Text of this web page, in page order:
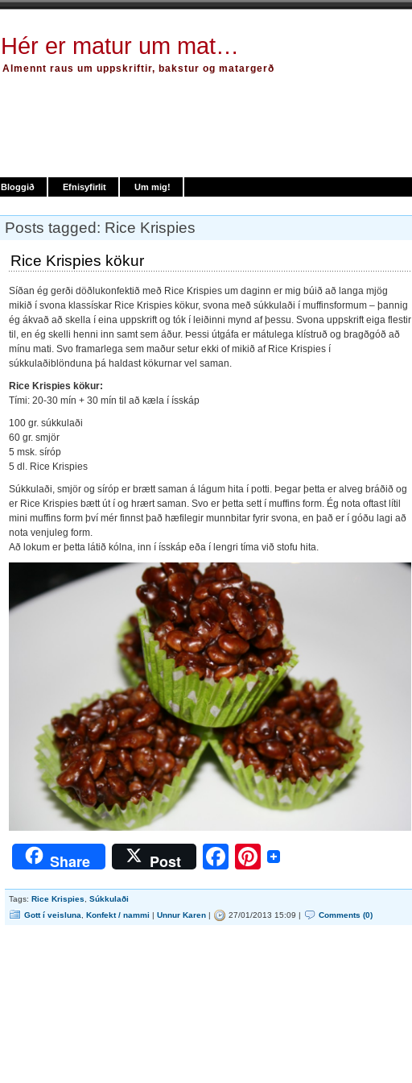
Hér er matur um mat…
Almennt raus um uppskriftir, bakstur og matargerð
Bloggið Efnisyfirlit Um mig!
Posts tagged: Rice Krispies
Rice Krispies kökur
Síðan ég gerði döðlukonfektið með Rice Krispies um daginn er mig búið að langa mjög
mikið í svona klassískar Rice Krispies kökur, svona með súkkulaði í muffinsformum – þannig
ég ákvað að skella í eina uppskrift og tók í leiðinni mynd af þessu. Svona uppskrift eiga flestir
til, en ég skelli henni inn samt sem áður. Þessi útgáfa er mátulega klístruð og bragðgóð að
mínu mati. Svo framarlega sem maður setur ekki of mikið af Rice Krispies í
súkkulaðiblönduna þá haldast kökurnar vel saman.
Rice Krispies kökur:
Tími: 20-30 mín + 30 mín til að kæla í ísskáp
100 gr. súkkulaði
60 gr. smjör
5 msk. síróp
5 dl. Rice Krispies
Súkkulaði, smjör og síróp er brætt saman á lágum hita í potti. Þegar þetta er alveg bráðið og
er Rice Krispies bætt út í og hrært saman. Svo er þetta sett í muffins form. Ég nota oftast lítil
mini muffins form því mér finnst það hæfilegir munnbitar fyrir svona, en það er í góðu lagi að
nota venjuleg form.
Að lokum er þetta látið kólna, inn í ísskáp eða í lengri tíma við stofu hita.
Share Post Facebook
Pinterest
Tags: Rice Krispies
Súkkulaði
Gott í veisluna
Konfekt / nammi | Unnur Karen | 27/01/2013 15:09 | Comments (0)